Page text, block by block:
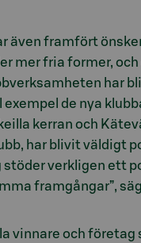
även framfört
mer fria former,
har
exempel de nya
kerran och
har blivit väldigt
stöder verkligen ett
framgångar”,
vinnare och